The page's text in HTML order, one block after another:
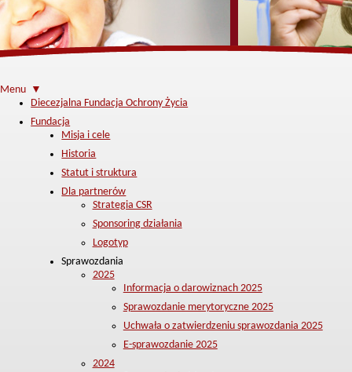
Menu ▼
Diecezjalna Fundacja Ochrony Życia
Fundacja
Misja i cele
Historia
Statut i struktura
Dla partnerów
Strategia CSR
Sponsoring działania
Logotyp
Sprawozdania
2025
Informacja o darowiznach 2025
Sprawozdanie merytoryczne 2025
Uchwała o zatwierdzeniu sprawozdania 2025
E-sprawozdanie 2025
2024